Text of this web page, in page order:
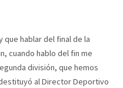
que hablar del final de la
cuando hablo del fin me
división, que hemos
al Director Deportivo